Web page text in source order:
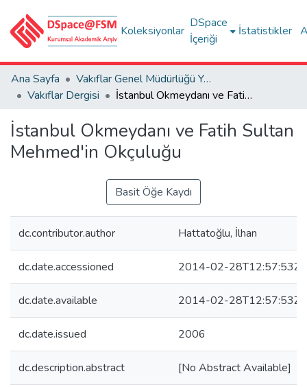
Koleksiyonlar
DSpace
İçeriği
İstatistikler
Ana Sayfa
Vakıflar Genel Müdürlüğü Yayınları
Vakıflar Dergisi
İstanbul Okmeydanı ve Fatih Sultan Mehmed'in Okçuluğu
İstanbul Okmeydanı ve Fatih Sultan
Mehmed'in Okçuluğu
Basit Öğe Kaydı
dc.contributor.author Hattatoğlu, İlhan
dc.date.accessioned 2014-02-28T12:57:53Z
dc.date.available 2014-02-28T12:57:53Z
dc.date.issued 2006
dc.description.abstract [No Abstract Available]